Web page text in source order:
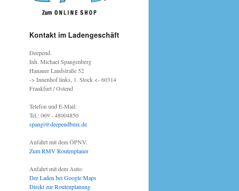
Kontakt im Ladengeschäft
Deepend.
Inh. Michael Spangenberg
Hanauer Landstraße 52
-> Innenhof links, 1. Stock <- 60314
Frankfurt / Ostend
Telefon und E-Mail:
Tel.: 069 - 48004850
spangi@deependbmx.de
Anfahrt mit dem ÖPNV:
Zum RMV Routenplaner
Anfahrt mit dem Auto:
Der Laden bei Google Maps
Direkt zur Routenplanung